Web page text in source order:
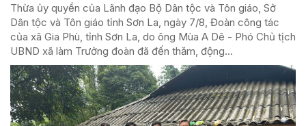
Thừa ủy quyền của Lãnh đạo Bộ Dân tộc và Tôn giáo, Sở
Dân tộc và Tôn giáo tỉnh Sơn La, ngày 7/8, Đoàn công tác
của xã Gia Phù, tỉnh Sơn La, do ông Mùa A Dê - Phó Chủ tịch
UBND xã làm Trưởng đoàn đã đến thăm, động...